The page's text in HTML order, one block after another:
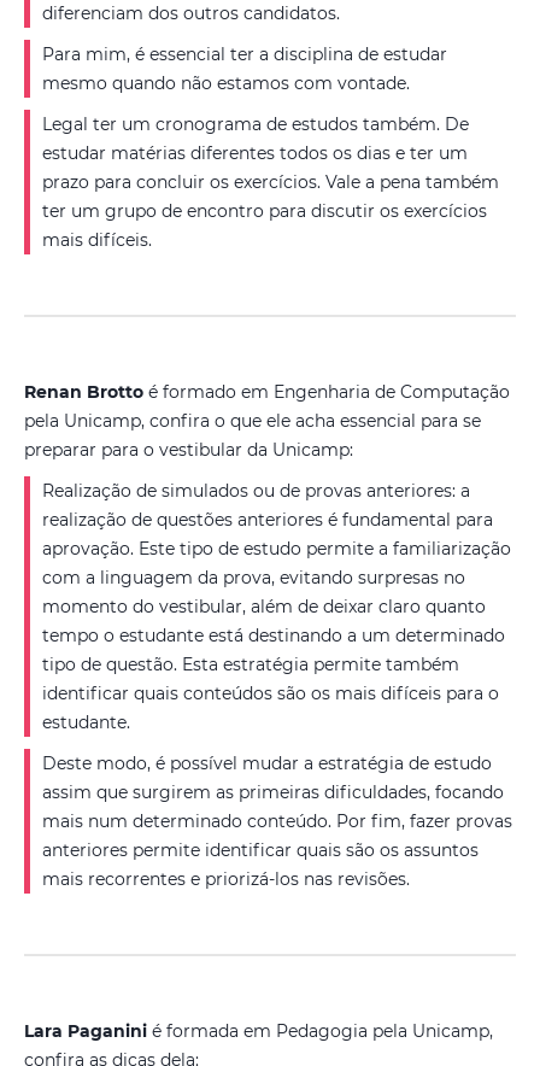
diferenciam dos outros candidatos.
Para mim, é essencial ter a disciplina de estudar
mesmo quando não estamos com vontade.
Legal ter um cronograma de estudos também. De
estudar matérias diferentes todos os dias e ter um
prazo para concluir os exercícios. Vale a pena também
ter um grupo de encontro para discutir os exercícios
mais difíceis.
Renan Brotto é formado em Engenharia de Computação
pela Unicamp, confira o que ele acha essencial para se
preparar para o vestibular da Unicamp:
Realização de simulados ou de provas anteriores: a
realização de questões anteriores é fundamental para
aprovação. Este tipo de estudo permite a familiarização
com a linguagem da prova, evitando surpresas no
momento do vestibular, além de deixar claro quanto
tempo o estudante está destinando a um determinado
tipo de questão. Esta estratégia permite também
identificar quais conteúdos são os mais difíceis para o
estudante.
Deste modo, é possível mudar a estratégia de estudo
assim que surgirem as primeiras dificuldades, focando
mais num determinado conteúdo. Por fim, fazer provas
anteriores permite identificar quais são os assuntos
mais recorrentes e priorizá-los nas revisões.
Lara Paganini é formada em Pedagogia pela Unicamp,
confira as dicas dela: